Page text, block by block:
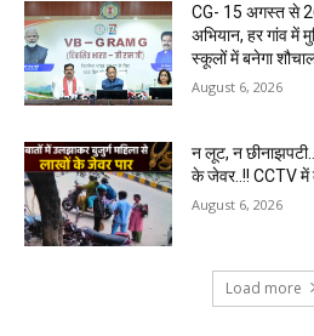
CG- 15 अगस्त से
अभियान, हर गांव में
स्कूलों में बनेगा
August 6, 2026
न लूट, न
के जेवर..!! CCTV में
August 6, 2026
Load more